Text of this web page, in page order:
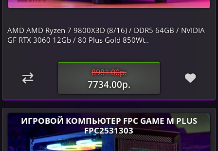
AMD AMD Ryzen 7 9800X3D (8/16) / DDR5 64GB / NVIDIA
GF RTX 3060 12Gb / 80 Plus Gold 850Wt..
8981.00р.
7734.00р.
ИГРОВОЙ КОМПЬЮТЕР FPC GAME M PLUS
FPC2531303